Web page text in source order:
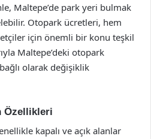
Maltepe’de park yeri bulmak
Otopark ücretleri, hem
için önemli bir konu teşkil
Maltepe’deki otopark
olarak değişiklik
Özellikleri
kapalı ve açık alanlar